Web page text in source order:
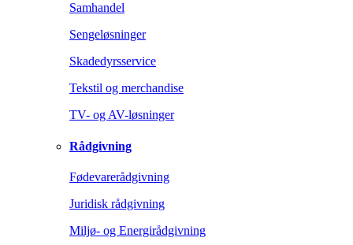
Samhandel
Sengeløsninger
Skadedyrsservice
Tekstil og merchandise
TV- og AV-løsninger
Rådgivning
Fødevarerådgivning
Juridisk rådgivning
Miljø- og Energirådgivning